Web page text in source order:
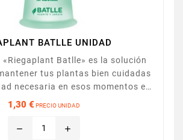
BATLLE UNIDAD
«Riegaplant Batlle» es la solución
tus plantas bien cuidadas
necesaria en esos momentos en
de vacaciones o fuera de casa.
que proporciona todo lo necesario
1,30 € PRECIO UNIDAD
remove add